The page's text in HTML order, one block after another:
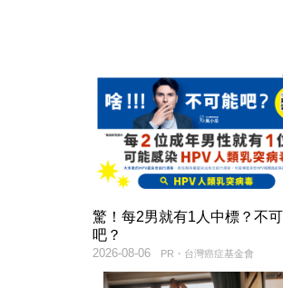
驚！每2男就有1人中標？不
吧？
PR・台灣癌症基金會
2026-08-06